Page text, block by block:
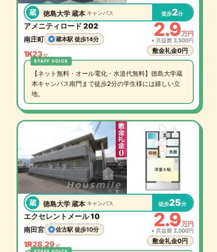
蔵 徳島大学 蔵本 キャンパス 徒歩2分
アメニティロード 202
南庄町 蔵本駅 徒歩14分
1K23 ㎡
2.9万円
+ 共益費 3,500円
敷金礼金0円
【ネット無料・オール電化・水道代無料】徳島大学蔵
本キャンパス南門まで徒歩2分の学生様には嬉しい立
地。
蔵 徳島大学 蔵本 キャンパス 徒歩25分
エクセレントメール 10
南田宮 佐古駅 徒歩10分
1R28.29 ㎡
2.9万円
+ 共益費 3,000円
敷金礼金0円